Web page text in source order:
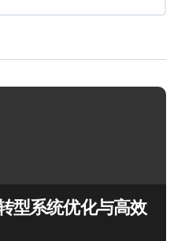
型系统优化与高效